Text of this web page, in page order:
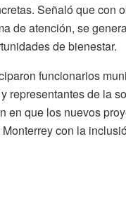
Señaló que con
de atención, se
de bienestar.
funcionarios
representantes de la
en que los nuevos
con la